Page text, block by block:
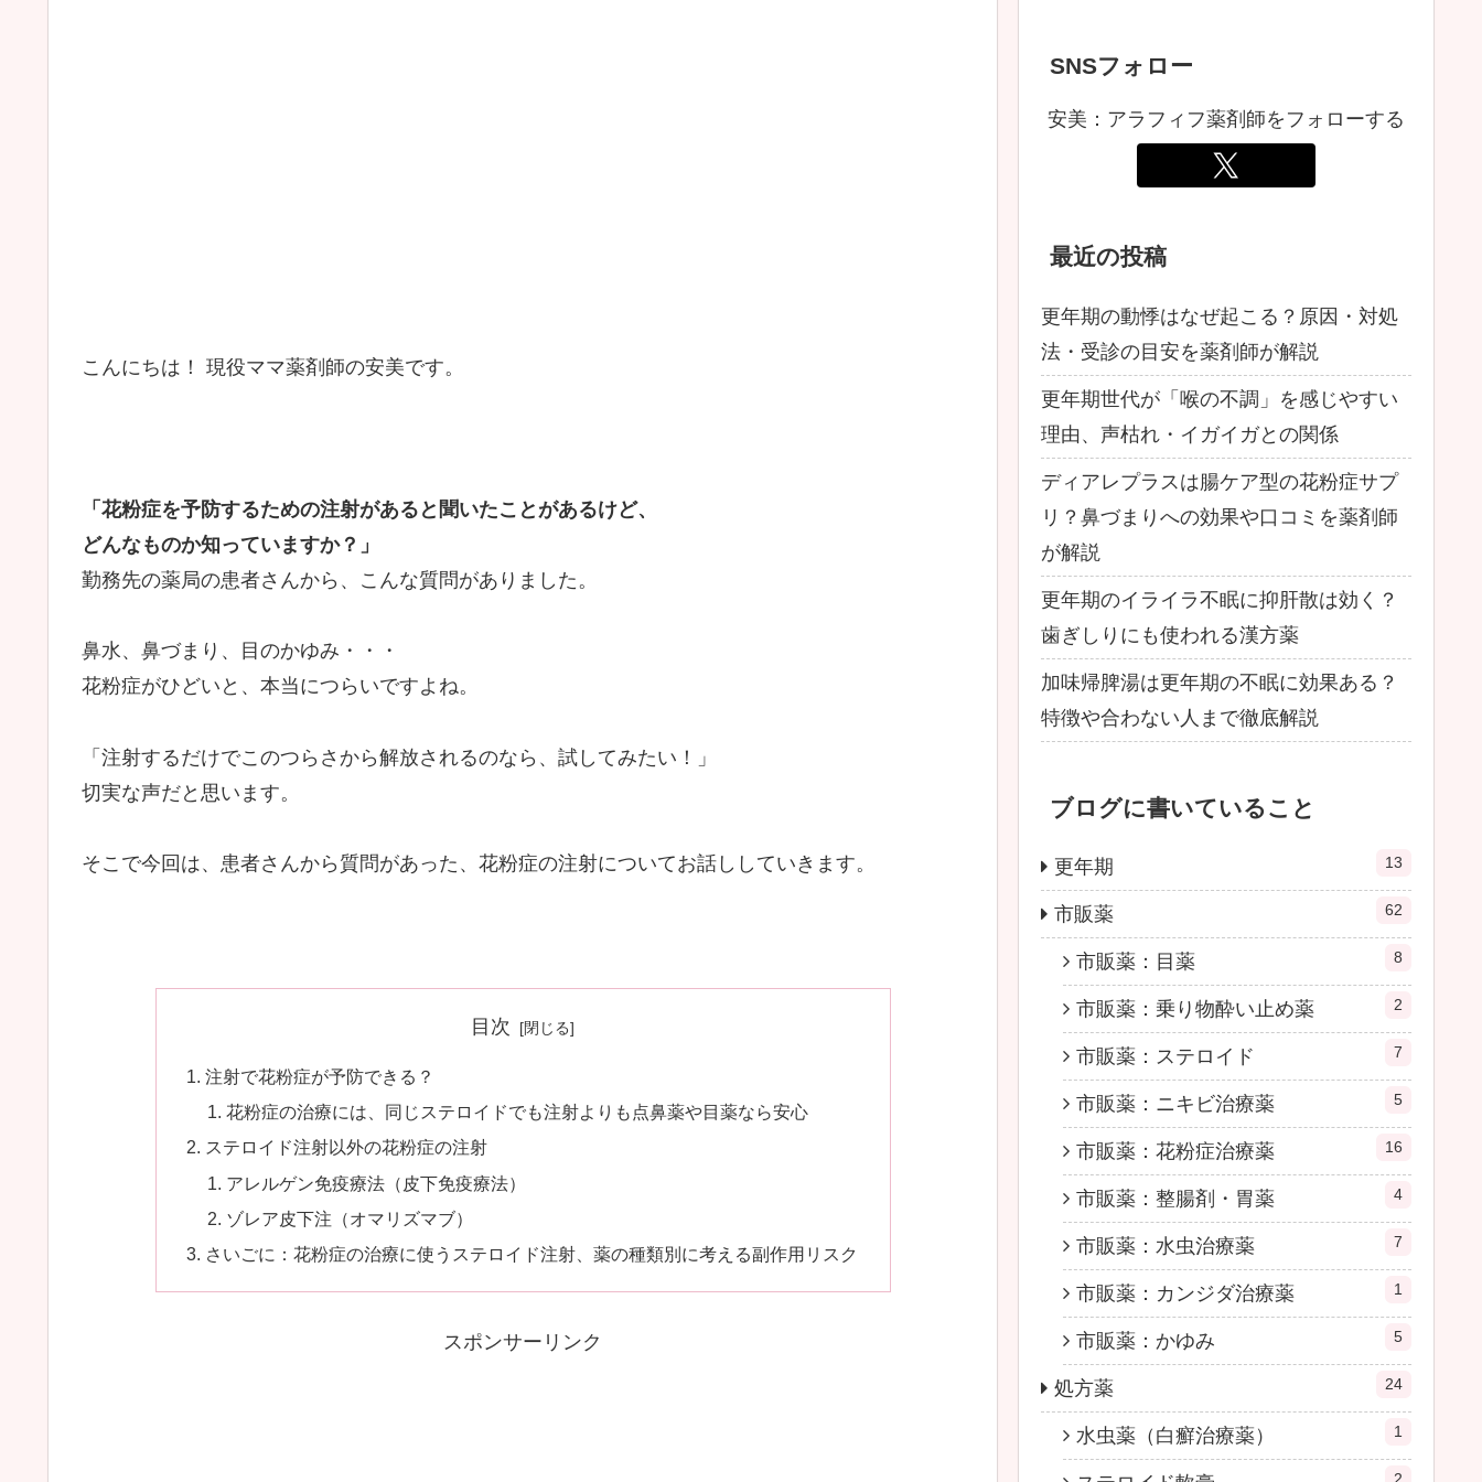
こんにちは！ 現役ママ薬剤師の安美です。
「花粉症を予防するための注射があると聞いたことがあるけど、
どんなものか知っていますか？」
勤務先の薬局の患者さんから、こんな質問がありました。
鼻水、鼻づまり、目のかゆみ・・・
花粉症がひどいと、本当につらいですよね。
「注射するだけでこのつらさから解放されるのなら、試してみたい！」
切実な声だと思います。
そこで今回は、患者さんから質問があった、花粉症の注射についてお話ししていきます。
目次
注射で花粉症が予防できる？
花粉症の治療には、同じステロイドでも注射よりも点鼻薬や目薬なら安心
ステロイド注射以外の花粉症の注射
アレルゲン免疫療法（皮下免疫療法）
ゾレア皮下注（オマリズマブ）
さいごに：花粉症の治療に使うステロイド注射、薬の種類別に考える副作用リスク
スポンサーリンク
SNSフォロー
安美：アラフィフ薬剤師をフォローする
最近の投稿
更年期の動悸はなぜ起こる？原因・対処
法・受診の目安を薬剤師が解説
更年期世代が「喉の不調」を感じやすい
理由、声枯れ・イガイガとの関係
ディアレプラスは腸ケア型の花粉症サプ
リ？鼻づまりへの効果や口コミを薬剤師
が解説
更年期のイライラ不眠に抑肝散は効く？
歯ぎしりにも使われる漢方薬
加味帰脾湯は更年期の不眠に効果ある？
特徴や合わない人まで徹底解説
ブログに書いていること
更年期 13
市販薬 62
市販薬：目薬 8
市販薬：乗り物酔い止め薬 2
市販薬：ステロイド 7
市販薬：ニキビ治療薬 5
市販薬：花粉症治療薬 16
市販薬：整腸剤・胃薬 4
市販薬：水虫治療薬 7
市販薬：カンジダ治療薬 1
市販薬：かゆみ 5
処方薬 24
水虫薬（白癬治療薬） 1